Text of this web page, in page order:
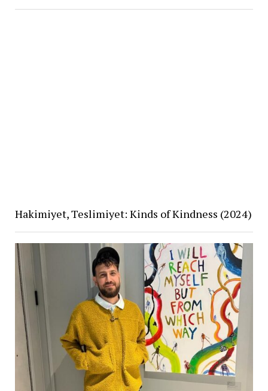
Hakimiyet, Teslimiyet: Kinds of Kindness (2024)